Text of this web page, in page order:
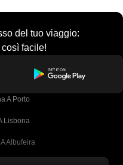
del tuo viaggio:
facile!
A Porto
Lisbona
Albufeira